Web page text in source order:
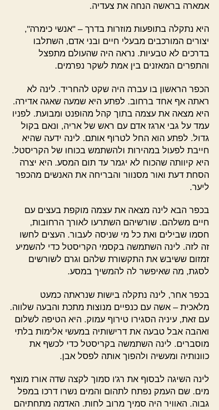
אמארה בראשה הנחה את צעדיה.
היא נתקלה בתופעות מוזרות בדרך – "אנשי כימרה",
יצורים המורכבים מבעלי חיים ובני אדם, השתלבו
בדרכים לא טבעיות. נראה היה שהעולם מתפצל
והתפרים המאזנים בין אמת לשקר נפרמים.
הכפר הראשון בו עברה היה שקט להחריד. לינה לא
ראתה אף אחד ברחוב. לפתע היא שמעה שאגה אדירה.
היא מצאה את עצמה בתוך קהל מהופנט ומבועת. לפניו
עמד על גבי ארגז אדם עם ראש של אריה, ונאם בקול
גדול. לפתע הוא החל לטרוף אותם. לינה ידעה שהיא
חייבת לפעול במהירות ולהשתמש בכוחו של הקריסטל.
היא קיוותה שהכוח לא יגמר עד תום המסע. היא יצרה
הסחת דעת ואור מסנוור והבריחה את האנשים מהכפר
ליער.
בכפר הבא לינה מצאה את עצמה מוקפת בעצים עם
חיים משלהם. שורשיהם השתרעו לאורך הרחובות,
חסמו שבילים ואת כל מי שניסה לעבור. העצים לחשו
זה לזה. לינה השתמשה בקסמי הקריסטל כדי להשמיע
זמזום ששיבש את התקשורת שלהם וגרם לשורשים
לסגת, מה שאיפשר לה להמשיך במסע.
בכפר אחר, לינה נתקלה בישות שנראתה כמעט
מלאכית – אשה עם כנפיים מנוצות מתכת והבעה שלווה.
עם זאת, עיניה הסגירו טירוף עמוק. היא הטיפה לשלום
ואהבה אבל טבעה את דרישותיה במעשי אלימות בלתי
מוסברים. לינה השתמשה בקריסטל כדי לכשף את
כוונותיה ומעשיה ולהפוך אותה לפסל אבן.
לינה השיגה לבסוף את רג'ו סמוך לקצה שדה אורז מוצף
מים. שם העמק נפתח לתהום והמים נשרו דרכו במפל
גבוה. האוויר היה סמיך מרוב לחות. האדמה מתחתיהם